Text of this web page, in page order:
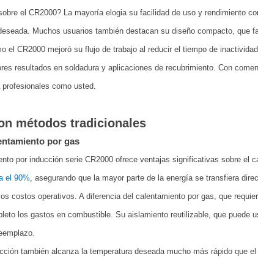
el CR2000? La mayoría elogia su facilidad de uso y rendimiento
Muchos usuarios también destacan su diseño compacto, que
el CR2000 mejoró su flujo de trabajo al reducir el tiempo de
resultados en soldadura y aplicaciones de recubrimiento. Con
como usted.
métodos tradicionales
por gas
por inducción serie CR2000 ofrece ventajas significativas sobre el
el 90% , asegurando que la mayor parte de la energía se transfiera
costos operativos. A diferencia del calentamiento por gas, que
los gastos en combustible. Su aislamiento reutilizable, que puede
también alcanza la temperatura deseada mucho más rápido que